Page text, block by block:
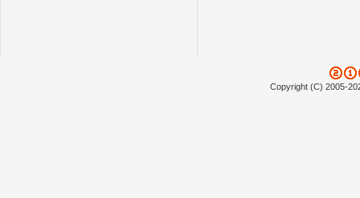
Copyright (C) 2005-